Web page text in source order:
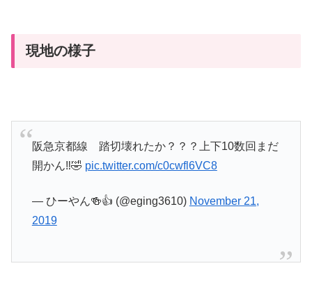
現地の様子
阪急京都線 踏切壊れたか？？？上下10数回まだ
開かん‼️🤣 pic.twitter.com/c0cwfl6VC8
— ひーやん🍻👍 (@eging3610) November 21,
2019